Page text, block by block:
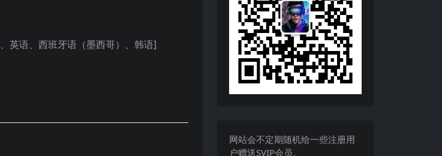
英语、西班牙语（墨西哥）、韩语]
网站会不定期随机给一些注册用
户赠送SVIP会员。